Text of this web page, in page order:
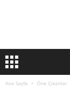
Ana Sayfa Öne Çıkanlar